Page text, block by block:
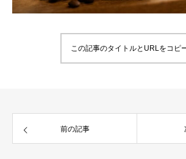
この記事のタイトルとURLをコピ
前の記事